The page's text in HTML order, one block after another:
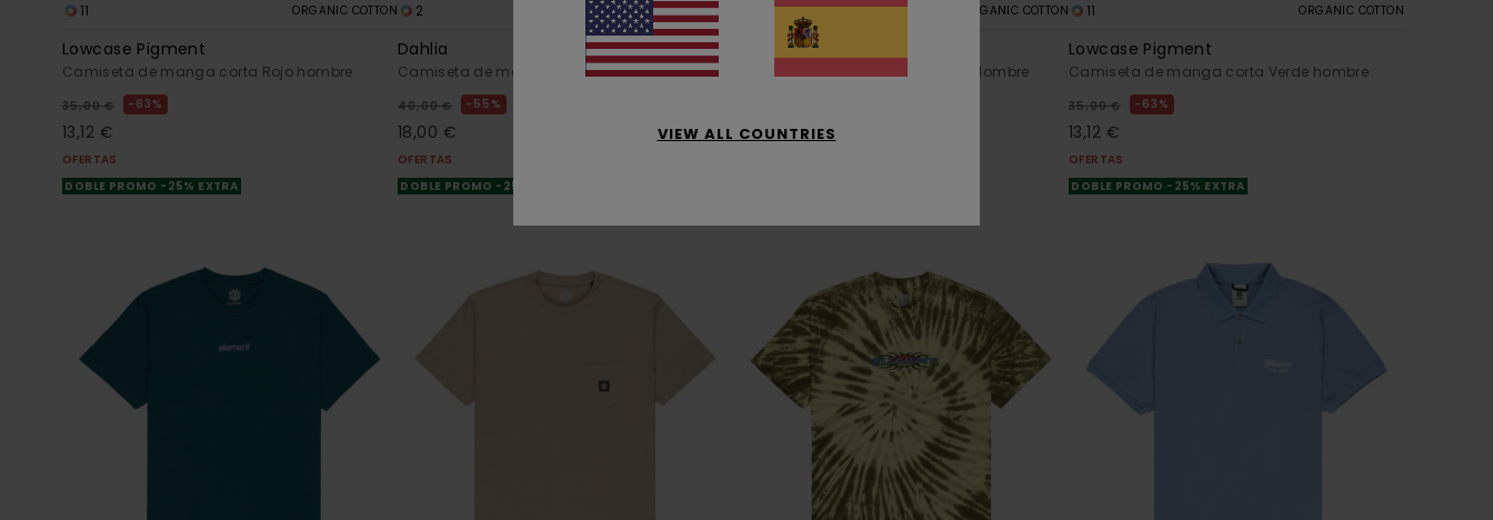
11 ORGANIC COTTON
Lowcase Pigment
Camiseta de manga corta Rojo hombre
35,00 € 63%
13,12 €
OFERTAS
DOBLE PROMO -25% EXTRA
2 ORGANIC COTTON
Dahlia
Camiseta de manga corta Azul Hombre
40,00 € 55%
18,00 €
OFERTAS
DOBLE PROMO -25% EXTRA
ORGANIC COTTON
Camiseta de manga corta Rosa Hombre
15,75 €
11 ORGANIC COTTON
Lowcase Pigment
Camiseta de manga corta Verde hombre
35,00 € 63%
13,12 €
OFERTAS
DOBLE PROMO -25% EXTRA
VIEW ALL COUNTRIES